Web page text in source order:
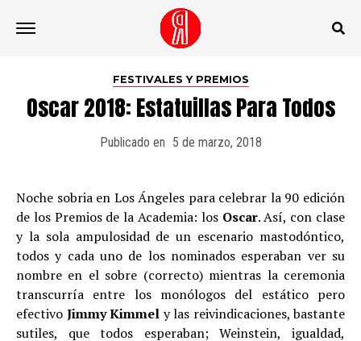
FESTIVALES Y PREMIOS
Oscar 2018: Estatuillas Para Todos
Publicado en 5 de marzo, 2018
Noche sobria en Los Ángeles para celebrar la 90 edición
de los Premios de la Academia: los Oscar. Así, con clase
y la sola ampulosidad de un escenario mastodóntico,
todos y cada uno de los nominados esperaban ver su
nombre en el sobre (correcto) mientras la ceremonia
transcurría entre los monólogos del estático pero
efectivo Jimmy Kimmel y las reivindicaciones, bastante
sutiles, que todos esperaban; Weinstein, igualdad,
Ir a la versión móvil